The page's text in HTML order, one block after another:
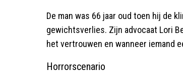
De man was 66 jaar oud toen hij de
gewichtsverlies. Zijn advocaat Lori
het vertrouwen en wanneer iemand
Horrorscenario